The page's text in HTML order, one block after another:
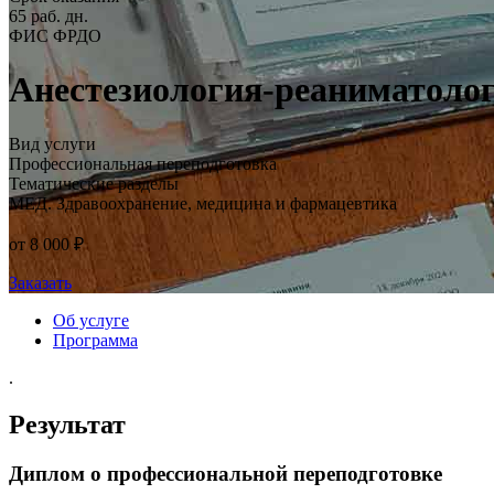
65 раб. дн.
ФИС ФРДО
Анестезиология-
Вид услуги
Профессиональная переподготовка
Тематические разделы
МЕД. Здравоохранение, медицина и фармацевтика
от 8 000 ₽
Заказать
Об услуге
Программа
.
Результат
Диплом о профессиональной переподготовке